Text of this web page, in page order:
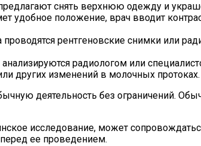
снять верхнюю одежду и
удобное положение, врач вводит
рентгеновские снимки или
радиологом или
других изменений в молочных протоках.
деятельность без ограничений.
исследование, может
ее проведением.